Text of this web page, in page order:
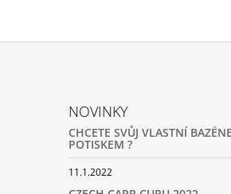
NOVINKY
CHCETE SVŮJ VLASTNÍ
POTISKEM ?
11.1.2022